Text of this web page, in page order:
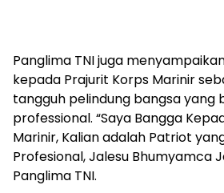
Panglima TNI juga
kepada Prajurit Korps Marinir
tangguh pelindung bangsa yang
professional. “Saya Bangga
Marinir, Kalian adalah Patriot
Profesional, Jalesu Bhumyamca
Panglima TNI.